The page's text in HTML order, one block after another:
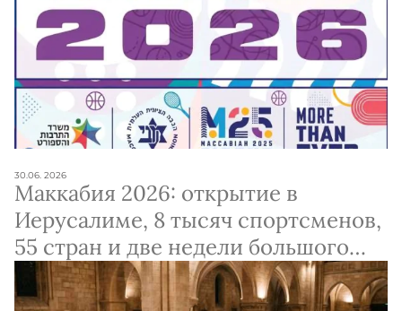
30.06. 2026
Маккабия 2026: открытие в
Иерусалиме, 8 тысяч спортсменов,
55 стран и две недели большого
спорта